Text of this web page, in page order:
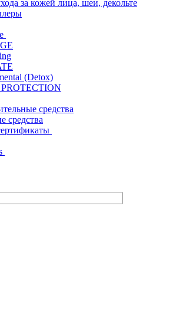
за кожей лица, шеи, декольте
(Detox)
средства
средства